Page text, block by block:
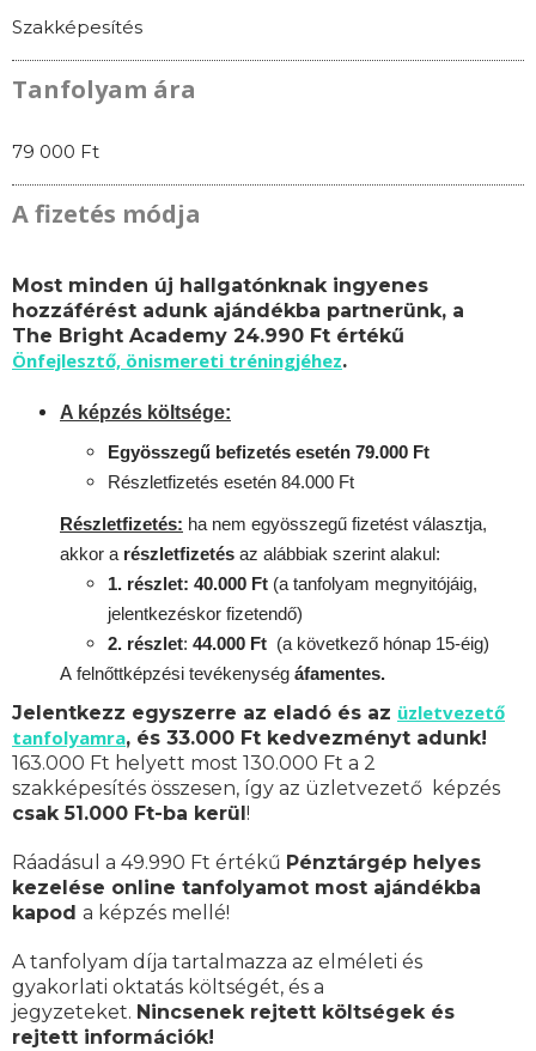
Szakképesítés
Tanfolyam ára
79 000 Ft
A fizetés módja
Most minden új hallgatónknak ingyenes
hozzáférést adunk ajándékba partnerünk, a
The Bright Academy 24.990 Ft értékű
Önfejlesztő, önismereti tréningjéhez.
A képzés költsége:
Egyösszegű befizetés esetén 79.000 Ft
Részletfizetés esetén 84.000 Ft
Részletfizetés: ha nem egyösszegű fizetést választja,
akkor a részletfizetés az alábbiak szerint alakul:
1. részlet: 40.000 Ft (a tanfolyam megnyitójáig,
jelentkezéskor fizetendő)
2. részlet: 44.000 Ft (a következő hónap 15-éig)
A felnőttképzési tevékenység áfamentes.
Jelentkezz egyszerre az eladó és az üzletvezető
tanfolyamra, és 33.000 Ft kedvezményt adunk!
163.000 Ft helyett most 130.000 Ft a 2
szakképesítés összesen, így az üzletvezető képzés
csak 51.000 Ft-ba kerül !
Ráadásul a 49.990 Ft értékű Pénztárgép helyes
kezelése online tanfolyamot most ajándékba
kapod a képzés mellé!
A tanfolyam díja tartalmazza az elméleti és
gyakorlati oktatás költségét, és a
jegyzeteket. Nincsenek rejtett költségek és
rejtett információk!